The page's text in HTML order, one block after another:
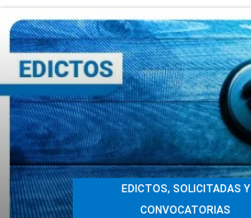
EDICTOS, SOLICITADAS Y
CONVOCATORIAS